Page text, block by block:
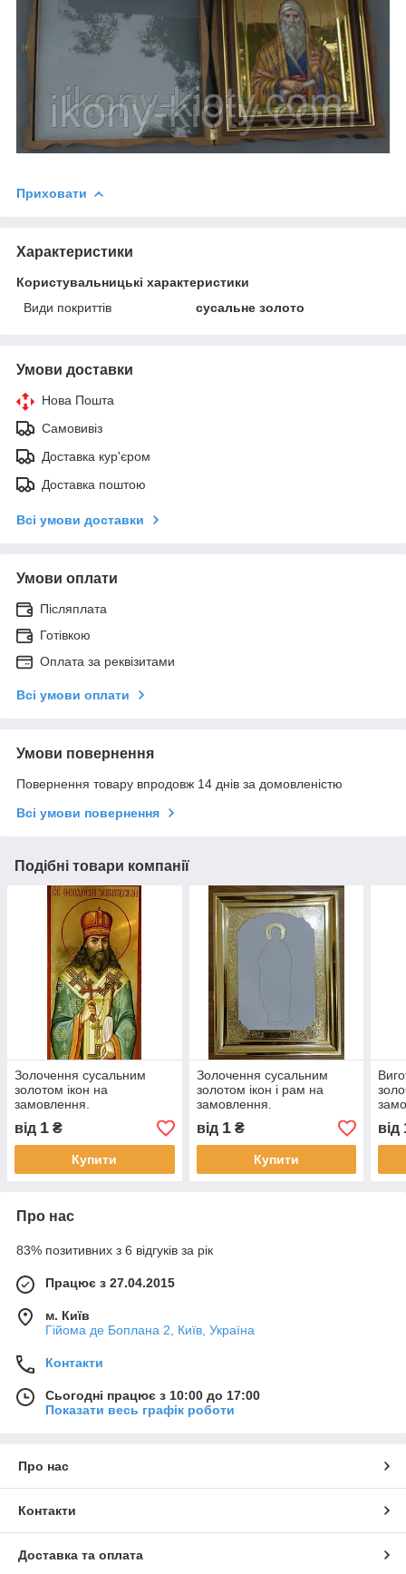
Приховати
Характеристики
Користувальницькі характеристики
Види покриттів
сусальне золото
Умови доставки
Нова Пошта
Самовивіз
Доставка кур'єром
Доставка поштою
Всі умови доставки
Умови оплати
Післяплата
Готівкою
Оплата за реквізитами
Всі умови оплати
Умови повернення
Повернення товару впродовж 14 днів за домовленістю
Всі умови повернення
Подібні товари компанії
Золочення сусальним
золотом ікон на
замовлення.
від 1 ₴
Купити
Золочення сусальним
золотом ікон і рам на
замовлення.
від 1₴
Купити
від
Про нас
83% позитивних з 6 відгуків за рік
Працює з 27.04.2015
м. Київ
Гійома де Боплана 2, Київ, Україна
Контакти
Сьогодні працює з 10:00 до 17:00
Показати весь графік роботи
Про нас
Контакти
Доставка та оплата